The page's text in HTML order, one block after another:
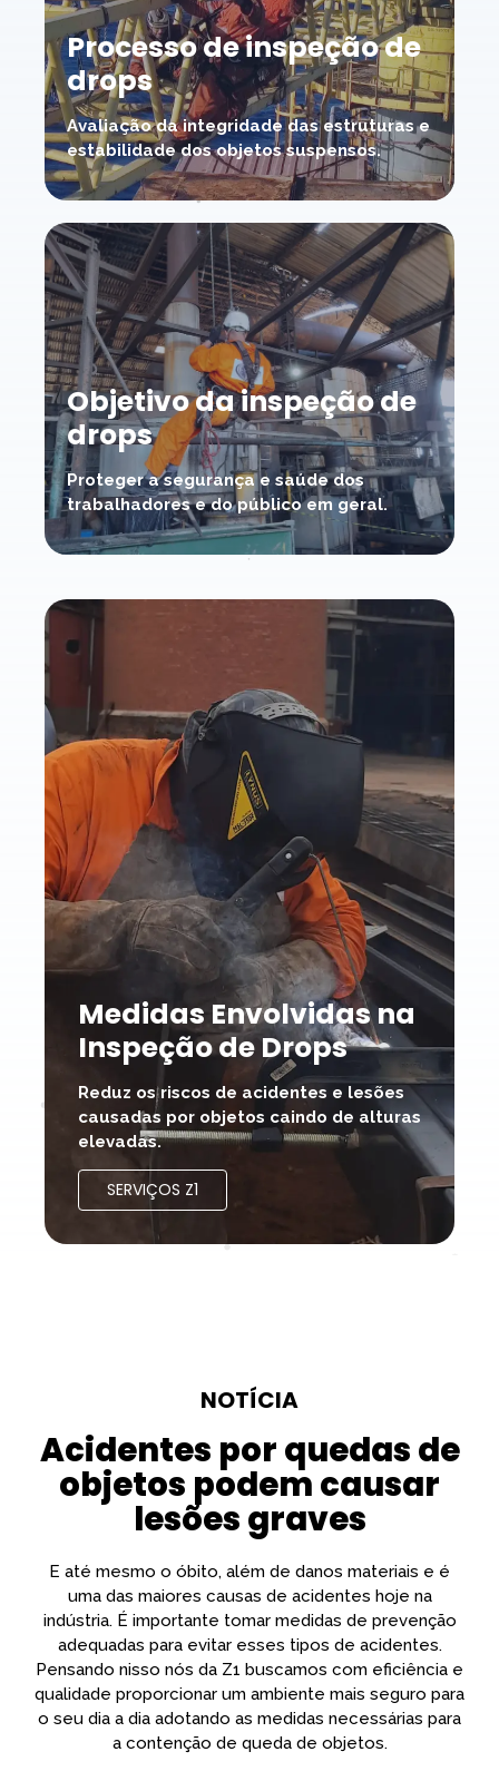
Processo de inspeção de
drops
Avaliação da integridade das estruturas e
estabilidade dos objetos suspensos.
Objetivo da inspeção de
drops
Proteger a segurança e saúde dos
trabalhadores e do público em geral.
Medidas Envolvidas na
Inspeção de Drops
Reduz os riscos de acidentes e lesões
causadas por objetos caindo de alturas
elevadas.
SERVIÇOS Z1
NOTÍCIA
Acidentes por quedas de
objetos podem causar
lesões graves
E até mesmo o óbito, além de danos materiais e é
uma das maiores causas de acidentes hoje na
indústria. É importante tomar medidas de prevenção
adequadas para evitar esses tipos de acidentes.
Pensando nisso nós da Z1 buscamos com eficiência e
qualidade proporcionar um ambiente mais seguro para
o seu dia a dia adotando as medidas necessárias para
a contenção de queda de objetos.